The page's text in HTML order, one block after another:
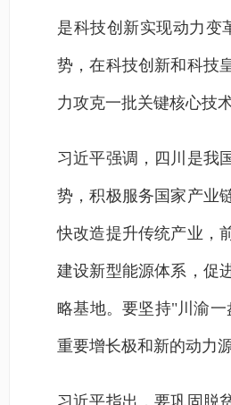
是科技创新实现动力变
势，在科技创新和科技
力攻克一批关键核心技
习近平强调，四川是我
势，积极服务国家产业
快改造提升传统产业，
建设新型能源体系，促
略基地。要坚持"川渝
重要增长极和新的动力源
习近平指出，要巩固脱